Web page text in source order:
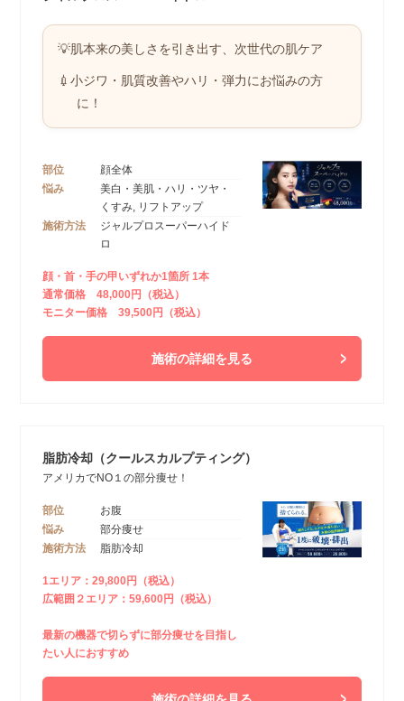
💡肌本来の美しさを引き出す、次世代の肌ケア
💉小ジワ・肌質改善やハリ・弾力にお悩みの方
に！
部位
顔全体
悩み
美白・美肌・ハリ・ツヤ・
くすみ, リフトアップ
施術方法
ジャルプロスーパーハイド
ロ
顔・首・手の甲いずれか1箇所 1本
通常価格 48,000円（税込）
モニター価格 39,500円（税込）
施術の詳細を見る
脂肪冷却（クールスカルプティング）
アメリカでNO１の部分痩せ！
部位
お腹
悩み
部分痩せ
施術方法
脂肪冷却
1エリア：29,800円（税込）
広範囲２エリア：59,600円（税込）
最新の機器で切らずに部分痩せを目指し
たい人におすすめ